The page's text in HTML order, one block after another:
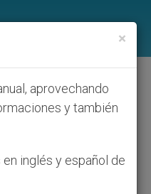
×
aprovechando
y también
inglés y español de